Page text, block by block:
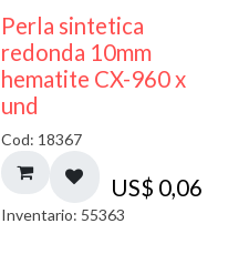
Perla sintetica
redonda 10mm
hematite CX-960 x
und
Cod: 18367
US$ 0,06
Inventario: 55363